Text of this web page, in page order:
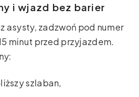
i wjazd bez barier
asysty, zadzwoń pod numer
minut przed przyjazdem.
szlaban,